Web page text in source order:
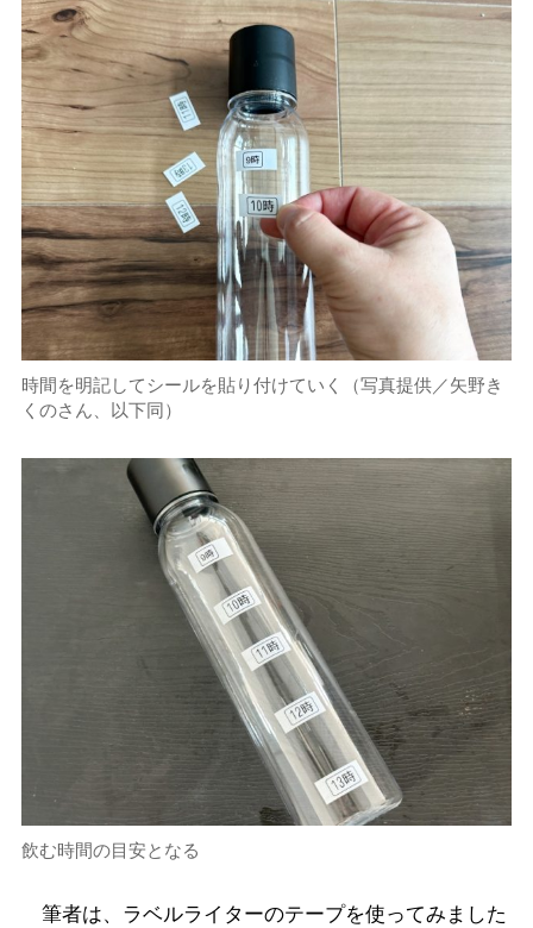
時間を明記してシールを貼り付けていく（写真提供／矢野き
くのさん、以下同）
飲む時間の目安となる
筆者は、ラベルライターのテープを使ってみました